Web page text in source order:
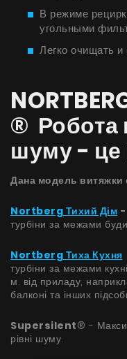
В режиме
угольными
Легко очищать
® Робота
шуму - це
Дана модель витяжки
Nortberg Тихий Дім -
турбіни за межами
Nortberg Тиха Кухня
турбіни за межами
м. від приладу,
балконі та інших
Supersilent® -
рівні шуму.